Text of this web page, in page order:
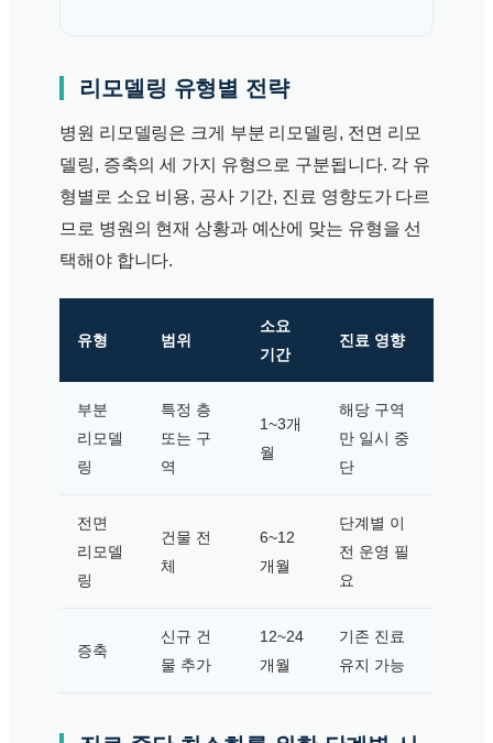
리모델링 유형별 전략
병원 리모델링은 크게 부분 리모델링, 전면 리모
델링, 증축의 세 가지 유형으로 구분됩니다. 각 유
형별로 소요 비용, 공사 기간, 진료 영향도가 다르
므로 병원의 현재 상황과 예산에 맞는 유형을 선
택해야 합니다.
유형 범위
소요
기간
진료 영향
부분
리모델
링
특정 층
또는 구
역
1~3개
월
해당 구역
만 일시 중
단
전면
리모델
링
건물 전
체
6~12
개월
단계별 이
전 운영 필
요
증축
신규 건
물 추가
12~24
개월
기존 진료
유지 가능